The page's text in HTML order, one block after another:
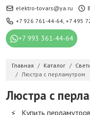
elektro-tovars@ya.ru
+7 926 761-44-64, +7 495
+7 993 361-44-64
Главная Каталог
Люстра с перламутром
Люстра с
Купить